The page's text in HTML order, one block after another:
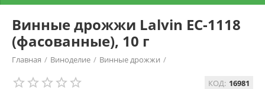
Винные дрожжи Lalvin EC-1118
(фасованные), 10 г
Главная / Виноделие / Винные дрожжи /
КОД: 16981